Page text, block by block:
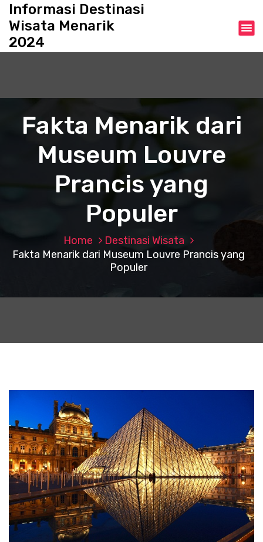
o
Informasi Destinasi
Wisata Menarik
2024
Fakta Menarik dari
Museum Louvre
Prancis yang
Populer
Home
Destinasi Wisata
Fakta Menarik dari Museum Louvre Prancis yang
Populer